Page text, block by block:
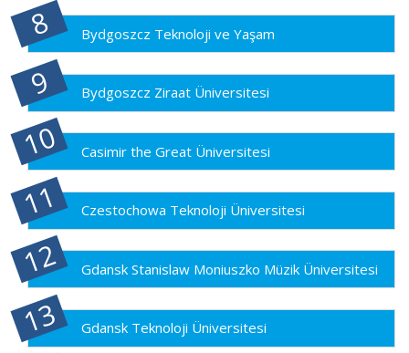
Bydgoszcz Teknoloji ve Yaşam
Bydgoszcz Ziraat Üniversitesi
Casimir the Great Üniversitesi
Czestochowa Teknoloji Üniversitesi
Gdansk Stanislaw Moniuszko Müzik Üniversitesi
Gdansk Teknoloji Üniversitesi